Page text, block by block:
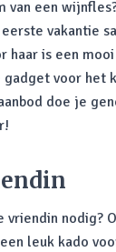
van een
vakantie
haar is een mooi
voor het
doe je
vriendin nodig?
leuk kado